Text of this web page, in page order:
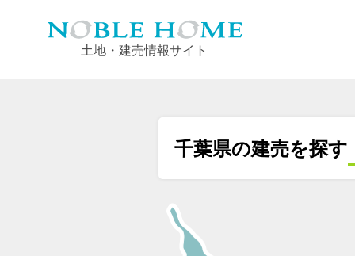
土地・建売情報サイト
千葉県の建売を探す